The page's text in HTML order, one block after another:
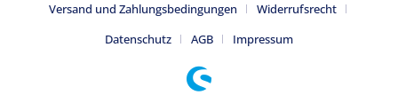
Versand und Zahlungsbedingungen
Widerrufsrecht
Datenschutz
AGB Impressum